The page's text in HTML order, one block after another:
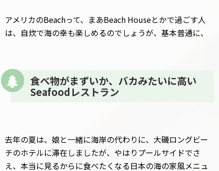
アメリカのBeachって、まあBeach Houseとかで過ごす人
は、自炊で海の幸も楽しめるのでしょうが、基本普通に、
食べ物がまずいか、バカみたいに高い
Seafoodレストラン
去年の夏は、娘と一緒に海岸の代わりに、大磯ロングビー
チのホテルに滞在しましたが、やはりプールサイドでさ
え、本当に見るからに食べたくなる日本の海の家風メニュ